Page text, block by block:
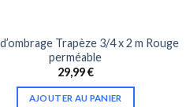
Trapèze 3/4 x 2 m Rouge
perméable
29,99€
AJOUTER AU PANIER